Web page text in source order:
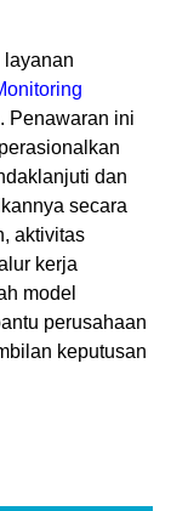
layanan
Penawaran ini
dan
secara
aktivitas
kerja
model
perusahaan
keputusan